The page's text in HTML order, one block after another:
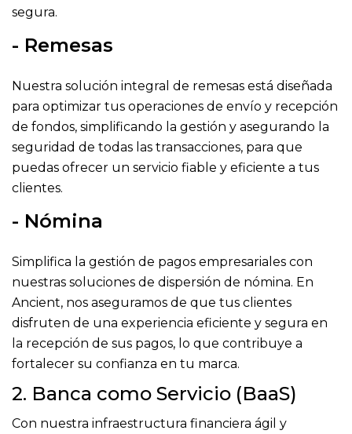
segura.
- Remesas
Nuestra solución integral de remesas está diseñada
para optimizar tus operaciones de envío y recepción
de fondos, simplificando la gestión y asegurando la
seguridad de todas las transacciones, para que
puedas ofrecer un servicio fiable y eficiente a tus
clientes.
- Nómina
Simplifica la gestión de pagos empresariales con
nuestras soluciones de dispersión de nómina. En
Ancient, nos aseguramos de que tus clientes
disfruten de una experiencia eficiente y segura en
la recepción de sus pagos, lo que contribuye a
fortalecer su confianza en tu marca.
2. Banca como Servicio (BaaS)
Con nuestra infraestructura financiera ágil y